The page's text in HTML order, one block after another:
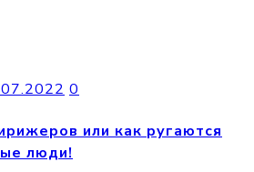
0
или как ругаются
люди!